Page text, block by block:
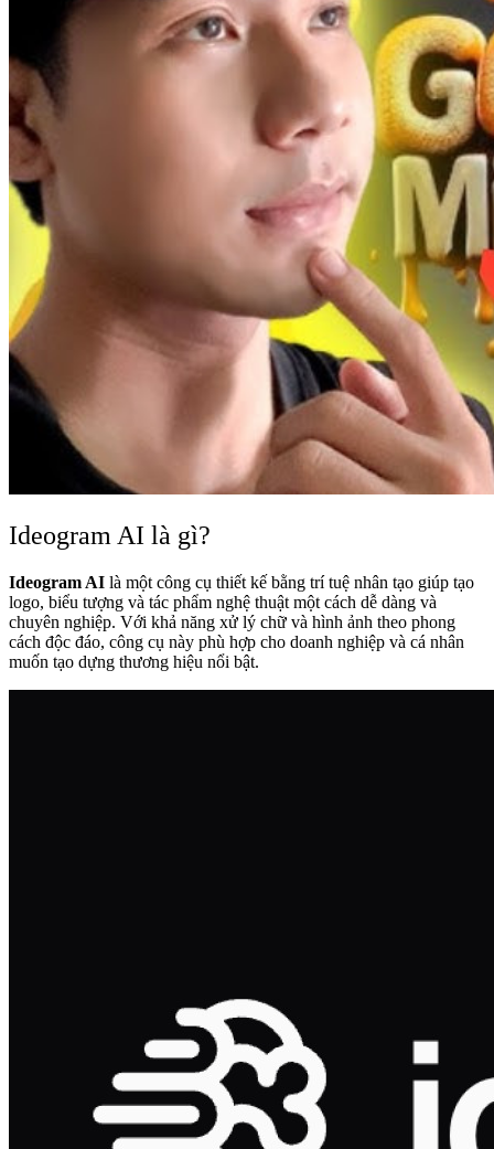
Ideogram AI là gì?
Ideogram AI là một công cụ thiết kế bằng trí tuệ nhân tạo giúp tạo
logo, biểu tượng và tác phẩm nghệ thuật một cách dễ dàng và
chuyên nghiệp. Với khả năng xử lý chữ và hình ảnh theo phong
cách độc đáo, công cụ này phù hợp cho doanh nghiệp và cá nhân
muốn tạo dựng thương hiệu nổi bật.